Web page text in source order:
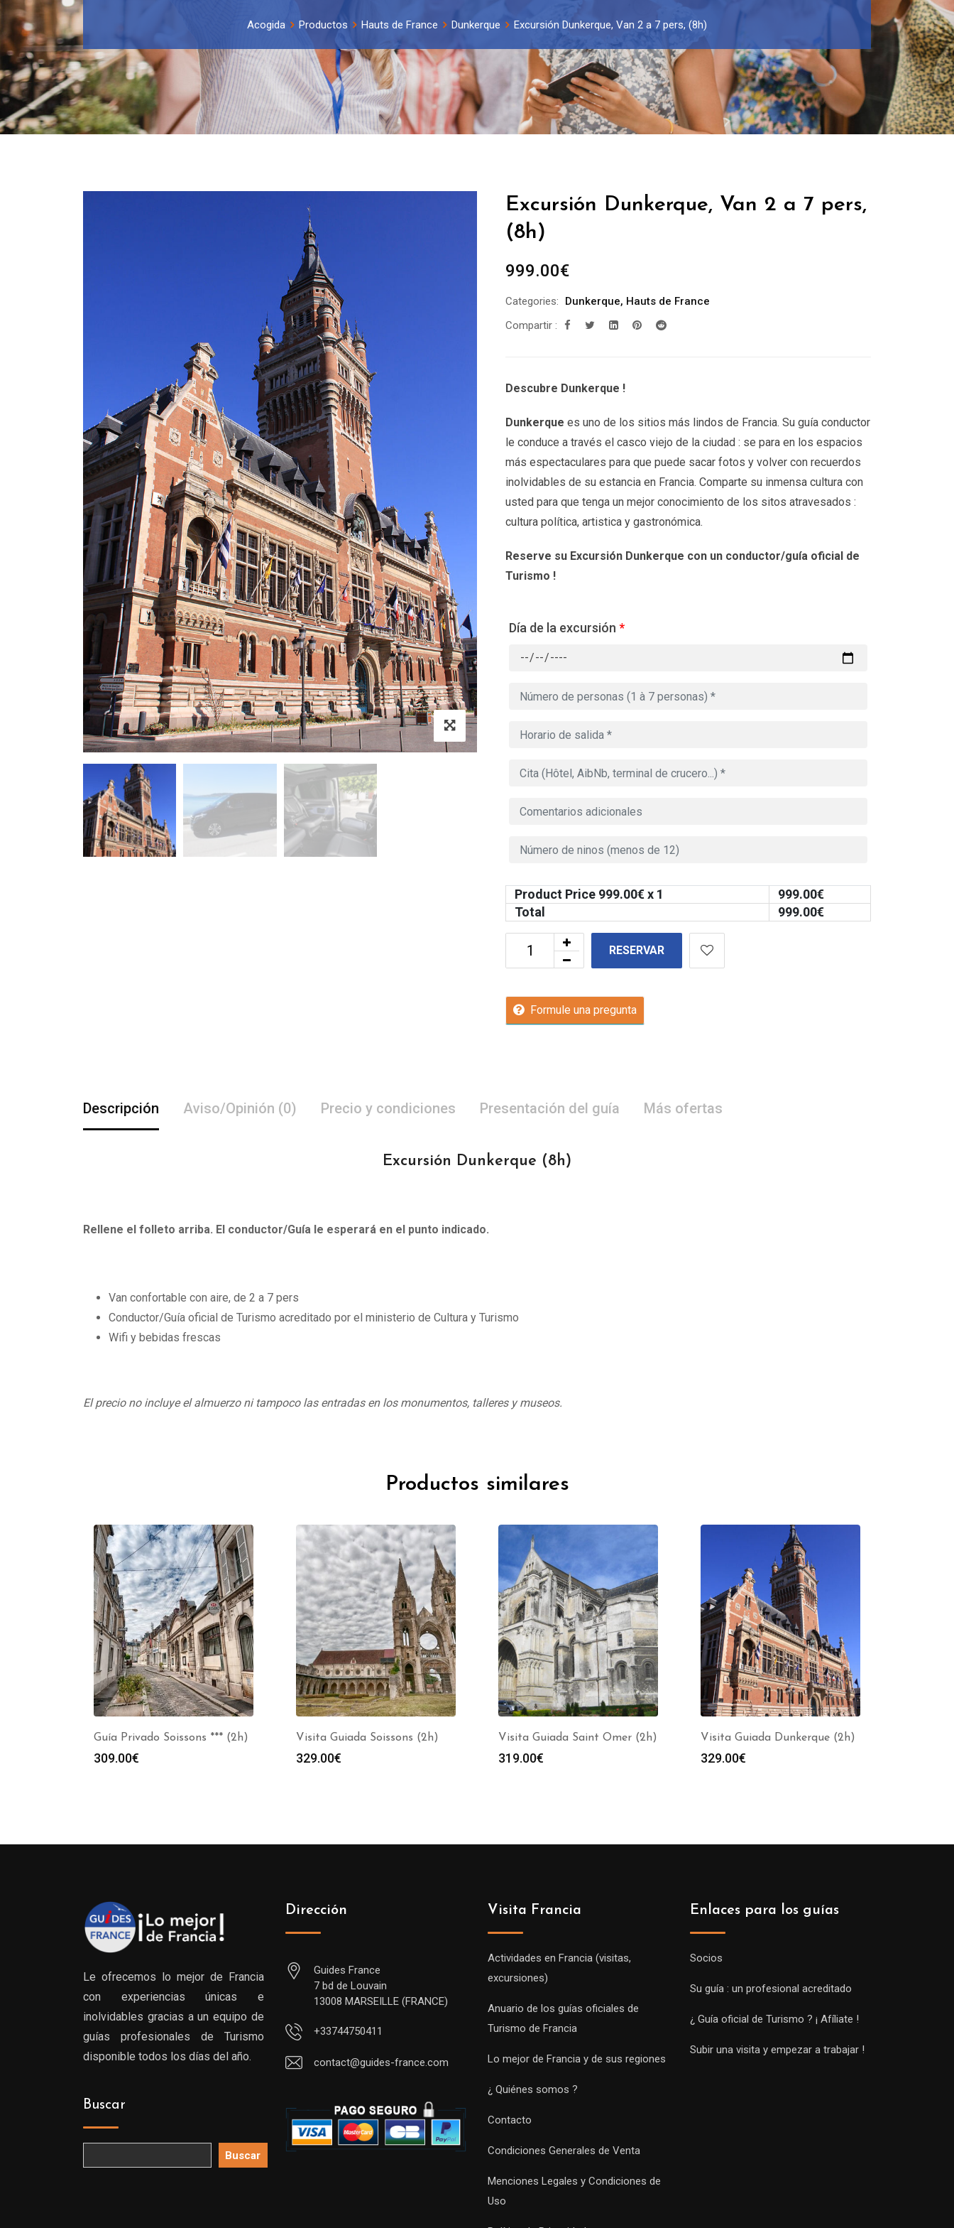
Acogida Productos Hauts de France Dunkerque Excursión Dunkerque, Van 2 a 7 pers, (8h)
Excursión Dunkerque, Van 2 a 7 pers,
(8h)
999.00€
Categories: Dunkerque, Hauts de France
Compartir :
Descubre Dunkerque !
Dunkerque es uno de los sitios más lindos de Francia. Su guía conductor
le conduce a través el casco viejo de la ciudad : se para en los espacios
más espectaculares para que puede sacar fotos y volver con recuerdos
inolvidables de su estancia en Francia. Comparte su inmensa cultura con
usted para que tenga un mejor conocimiento de los sitos atravesados :
cultura política, artistica y gastronómica.
Reserve su Excursión Dunkerque con un conductor/guía oficial de
Turismo !
Día de la excursión *
Product Price 999.00€ x 1 999.00€
Total
999.00€
RESERVAR
Formule una pregunta
Descripción Aviso/Opinión (0) Precio y condiciones Presentación del guía Más ofertas
Excursión Dunkerque (8h)
Rellene el folleto arriba. El conductor/Guía le esperará en el punto indicado.
Van confortable con aire, de 2 a 7 pers
Conductor/Guía oficial de Turismo acreditado por el ministerio de Cultura y Turismo
Wifi y bebidas frescas
El precio no incluye el almuerzo ni tampoco las entradas en los monumentos, talleres y museos.
Productos similares
Guía Privado Soissons *** (2h)
309.00€
Visita Guiada Soissons (2h)
329.00€
Visita Guiada Saint Omer (2h)
319.00€
Visita Guiada Dunkerque (2h)
329.00€
Le ofrecemos lo mejor de Francia
con experiencias únicas e
inolvidables gracias a un equipo de
guías profesionales de Turismo
disponible todos los días del año.
Buscar
Buscar
Dirección
Guides France
7 bd de Louvain
13008 MARSEILLE (FRANCE)
+33744750411
contact@guides-france.com
Visita Francia
Actividades en Francia (visitas,
excursiones)
Anuario de los guías oficiales de
Turismo de Francia
Lo mejor de Francia y de sus regiones
¿ Quiénes somos ?
Contacto
Condiciones Generales de Venta
Menciones Legales y Condiciones de
Uso
Enlaces para los guías
Socios
Su guía : un profesional acreditado
¿ Guía oficial de Turismo ? ¡ Afíliate !
Subir una visita y empezar a trabajar !